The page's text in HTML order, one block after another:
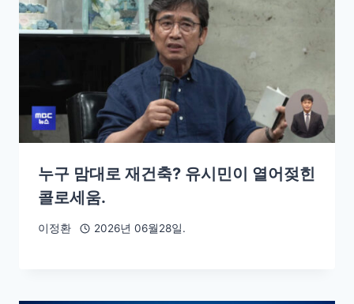
누구 맘대로 재건축? 유시민이 열어젖힌
콜로세움.
이정환 2026년 06월28일.